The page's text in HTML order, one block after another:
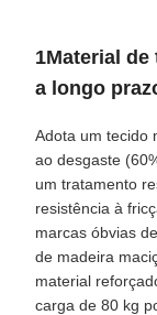
1Material
a longo
Adota um tecido
ao desgaste
um tratamento
resistência à
marcas óbvias
de madeira
material
carga de 80 kg